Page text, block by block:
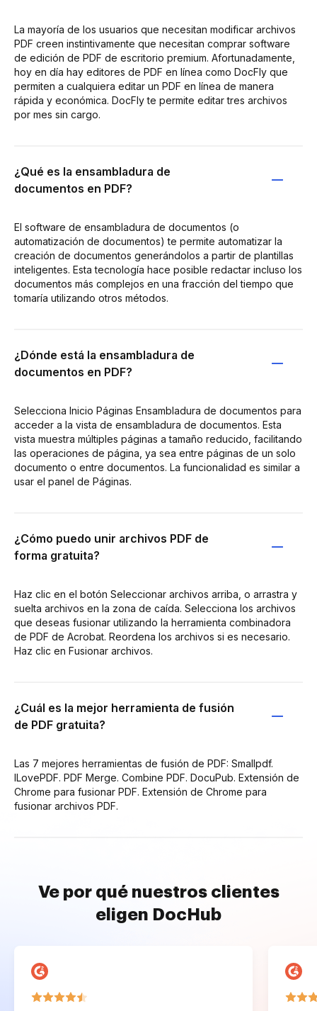
La mayoría de los usuarios que necesitan modificar archivos
PDF creen instintivamente que necesitan comprar software
de edición de PDF de escritorio premium. Afortunadamente,
hoy en día hay editores de PDF en línea como DocFly que
permiten a cualquiera editar un PDF en línea de manera
rápida y económica. DocFly te permite editar tres archivos
por mes sin cargo.
¿Qué es la ensambladura de
documentos en PDF?
El software de ensambladura de documentos (o
automatización de documentos) te permite automatizar la
creación de documentos generándolos a partir de plantillas
inteligentes. Esta tecnología hace posible redactar incluso los
documentos más complejos en una fracción del tiempo que
tomaría utilizando otros métodos.
¿Dónde está la ensambladura de
documentos en PDF?
Selecciona Inicio Páginas Ensambladura de documentos para
acceder a la vista de ensambladura de documentos. Esta
vista muestra múltiples páginas a tamaño reducido, facilitando
las operaciones de página, ya sea entre páginas de un solo
documento o entre documentos. La funcionalidad es similar a
usar el panel de Páginas.
¿Cómo puedo unir archivos PDF de
forma gratuita?
Haz clic en el botón Seleccionar archivos arriba, o arrastra y
suelta archivos en la zona de caída. Selecciona los archivos
que deseas fusionar utilizando la herramienta combinadora
de PDF de Acrobat. Reordena los archivos si es necesario.
Haz clic en Fusionar archivos.
¿Cuál es la mejor herramienta de fusión
de PDF gratuita?
Las 7 mejores herramientas de fusión de PDF: Smallpdf.
ILovePDF. PDF Merge. Combine PDF. DocuPub. Extensión de
Chrome para fusionar PDF. Extensión de Chrome para
fusionar archivos PDF.
Ve por qué nuestros clientes
eligen DocHub